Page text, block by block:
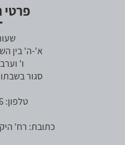
א'-ה' בין השעות
ו'
סגור
טלפון: 052-4297606
כתובת: רח' היקינטון 13